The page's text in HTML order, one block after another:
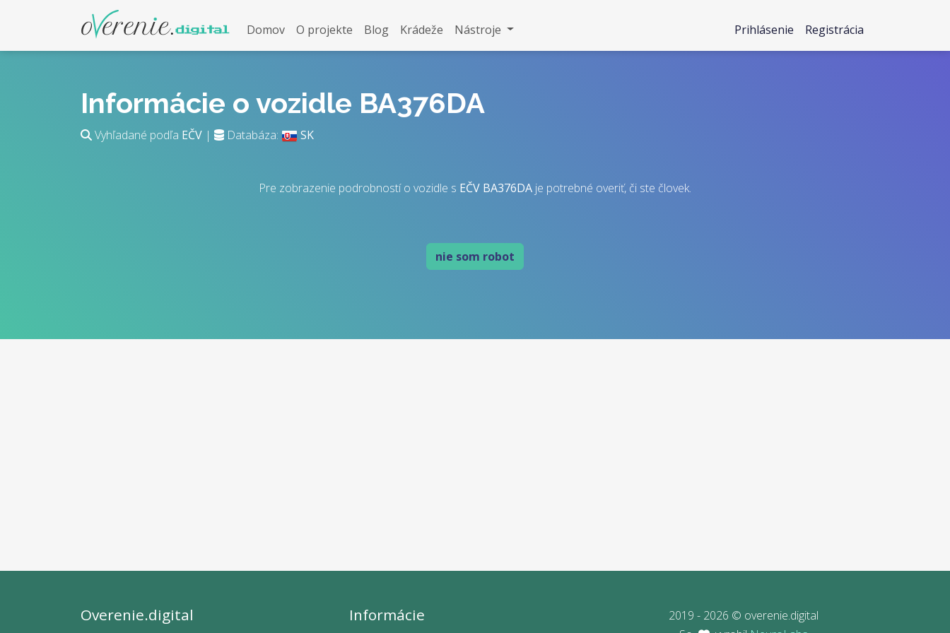
Domov O projekte Blog Krádeže Nástroje Prihlásenie Registrácia
Informácie o vozidle BA376DA
Vyhľadané podľa EČV | Databáza: SK
Pre zobrazenie podrobností o vozidle s EČV BA376DA je potrebné overiť, či ste človek.
nie som robot
Overenie.digital Informácie
2019 - 2026 © overenie.digital